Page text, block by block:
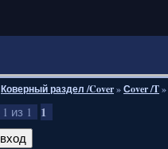
Коверный раздел /Cover»Сover /T»
1 из 1 1